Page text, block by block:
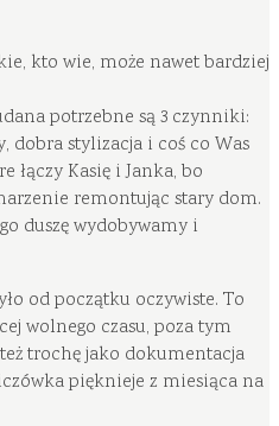
kto wie, może nawet bardziej
potrzebne są 3 czynniki:
stylizacja i coś co Was
łączy Kasię i Janka, bo
remontując stary dom.
duszę wydobywamy i
od początku oczywiste. To
wolnego czasu, poza tym
trochę jako dokumentacja
pięknieje z miesiąca na